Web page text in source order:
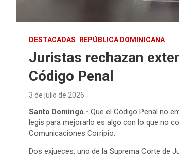
DESTACADAS REPÚBLICA DOMINICANA
Juristas rechazan
Código Penal
3 de julio de 2026
Santo Domingo.- Que el Código Penal no
legis para mejorarlo es algo con lo que no
Comunicaciones Corripio.
Dos exjueces, uno de la Suprema Corte de